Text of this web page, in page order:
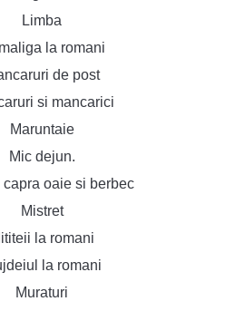
Limba
la romani
de post
si mancarici
Maruntaie
Mic dejun.
capra oaie si berbec
Mistret
la romani
la romani
Muraturi